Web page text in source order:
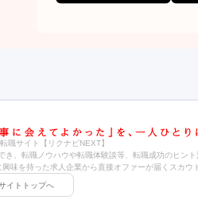
職サイト【リクナビNEXT】
、転職ノウハウや転職体験談等、転職成功のヒント
味を持った求人企業から直接オファーが届くスカウ
イトトップへ